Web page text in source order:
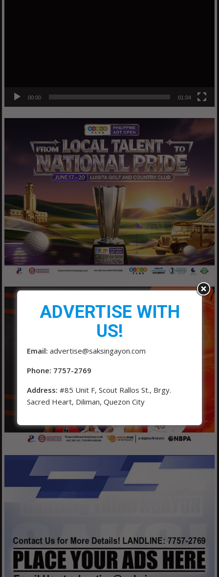
00:00 01:04
ADVERTISE WITH
US!
Email: advertise@saksingayon.com
Phone: 7757-2769
Address: #85 Unit F, Scout Rallos St., Brgy.
Sacred Heart, Diliman, Quezon City